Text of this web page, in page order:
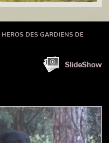
HEROS DES GARDIENS DE
SlideShow